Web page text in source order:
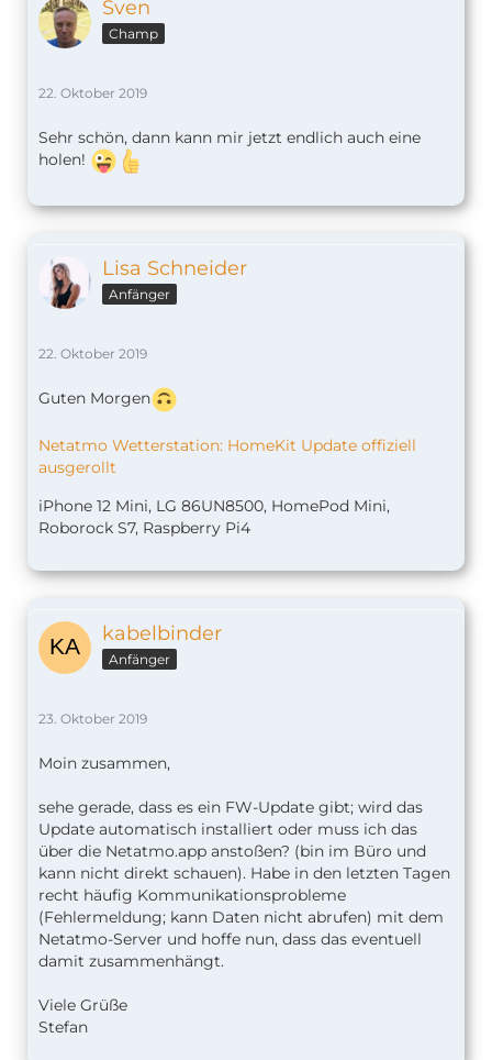
Sven
Champ
22. Oktober 2019
Sehr schön, dann kann mir jetzt endlich auch eine
holen!
Lisa Schneider
Anfänger
22. Oktober 2019
Guten Morgen
Netatmo Wetterstation: HomeKit Update offiziell
ausgerollt
iPhone 12 Mini, LG 86UN8500, HomePod Mini,
Roborock S7, Raspberry Pi4
kabelbinder
Anfänger
23. Oktober 2019
Moin zusammen,
sehe gerade, dass es ein FW-Update gibt; wird das
Update automatisch installiert oder muss ich das
über die Netatmo.app anstoßen? (bin im Büro und
kann nicht direkt schauen). Habe in den letzten Tagen
recht häufig Kommunikationsprobleme
(Fehlermeldung; kann Daten nicht abrufen) mit dem
Netatmo-Server und hoffe nun, dass das eventuell
damit zusammenhängt.
Viele Grüße
Stefan